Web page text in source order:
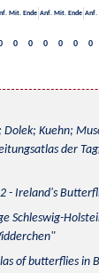
Mit. Ende Anf. Mit. Ende Anf.
0 0 0 0 0 0
Kuehn;
der
- Ireland's
Schleswig-
of butterflies in